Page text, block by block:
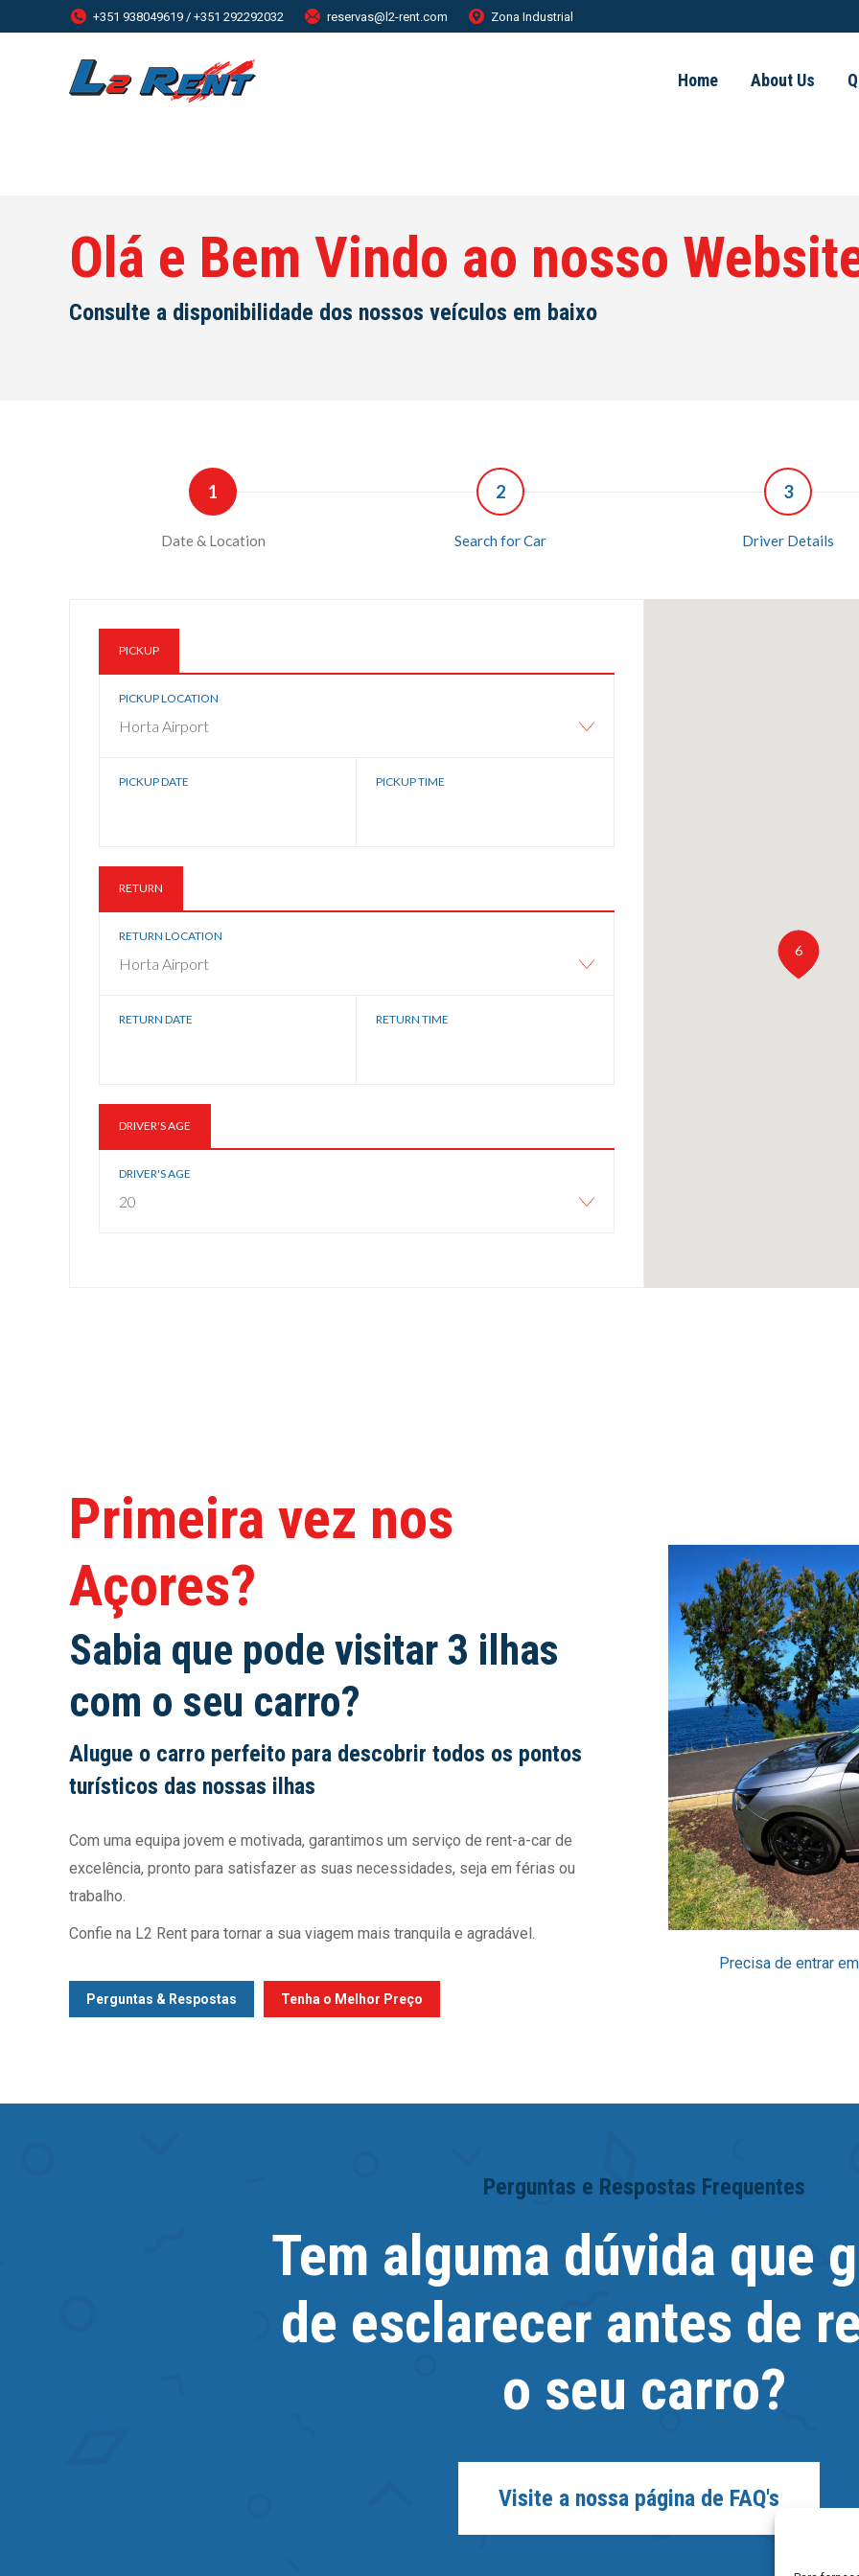
+351 938049619 / +351 292292032 reservas@l2-rent.com Zona Industrial
Home About Us
Olá e Bem Vindo ao nosso
Consulte a disponibilidade dos nossos veículos em baixo
1
Date & Location
2
Search for Car
3
Driver Details
PICKUP
PICKUP LOCATION
Horta Airport
PICKUP DATE PICKUP TIME
RETURN
RETURN LOCATION
Horta Airport
RETURN DATE RETURN TIME
DRIVER'S AGE
DRIVER'S AGE
20
6
Primeira vez nos
Açores?
Sabia que pode visitar 3 ilhas
com o seu carro?
Alugue o carro perfeito para descobrir todos os pontos
turísticos das nossas ilhas
Com uma equipa jovem e motivada, garantimos um serviço de rent-a-car de
excelência, pronto para satisfazer as suas necessidades, seja em férias ou
trabalho.
Confie na L2 Rent para tornar a sua viagem mais tranquila e agradável.
Perguntas & Respostas Tenha o Melhor Preço
Precisa de entrar
Perguntas e Respostas Frequentes
Tem alguma dúvida que
de esclarecer antes de
o seu carro?
Visite a nossa página de FAQ's